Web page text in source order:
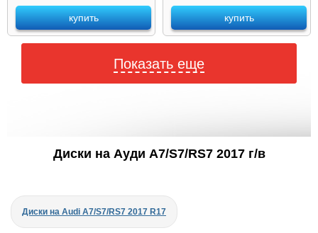
купить купить
Показать еще
Диски на Ауди A7/S7/RS7 2017 г/в
Диски на Audi A7/S7/RS7 2017 R17